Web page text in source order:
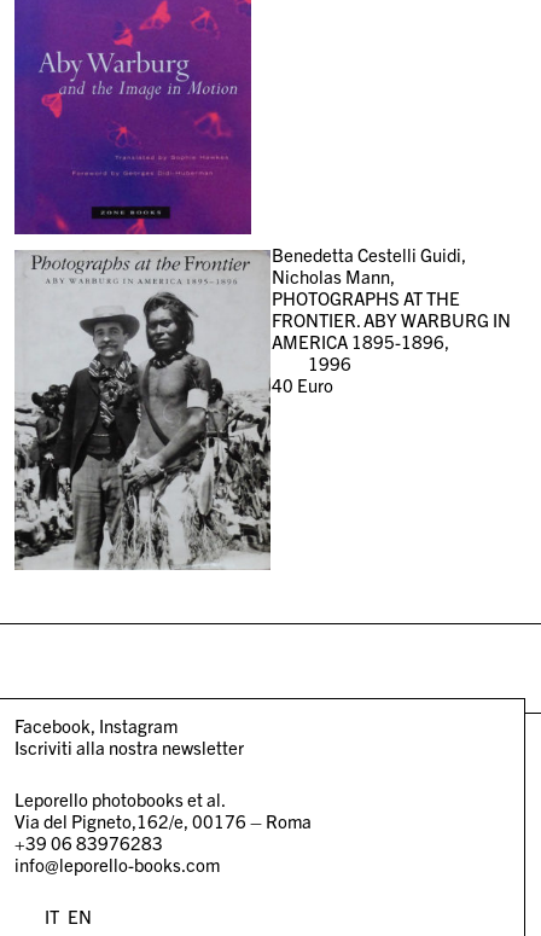
Benedetta Cestelli Guidi,
Nicholas Mann,
PHOTOGRAPHS AT THE
FRONTIER. ABY WARBURG IN
AMERICA 1895-1896,
1996
40 Euro
Facebook Instagram
Iscriviti alla nostra newsletter
Leporello photobooks et al.
Via del Pigneto,162/e, 00176 – Roma
+39 06 83976283
info@leporello-books.com
IT EN